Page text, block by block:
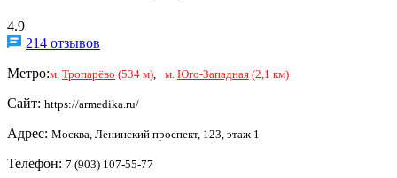
4.9
214 отзывов
Метро:м. Тропарёво (534 м) м. Юго-Западная(2,1 км)
Сайт: https://armedika.ru/
Адрес: Москва, Ленинский проспект, 123, этаж 1
Телефон: 7 (903) 107-55-77